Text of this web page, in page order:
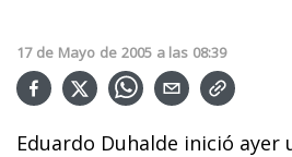
17 de Mayo de 2005 a las 08:39
Eduardo Duhalde inició ayer